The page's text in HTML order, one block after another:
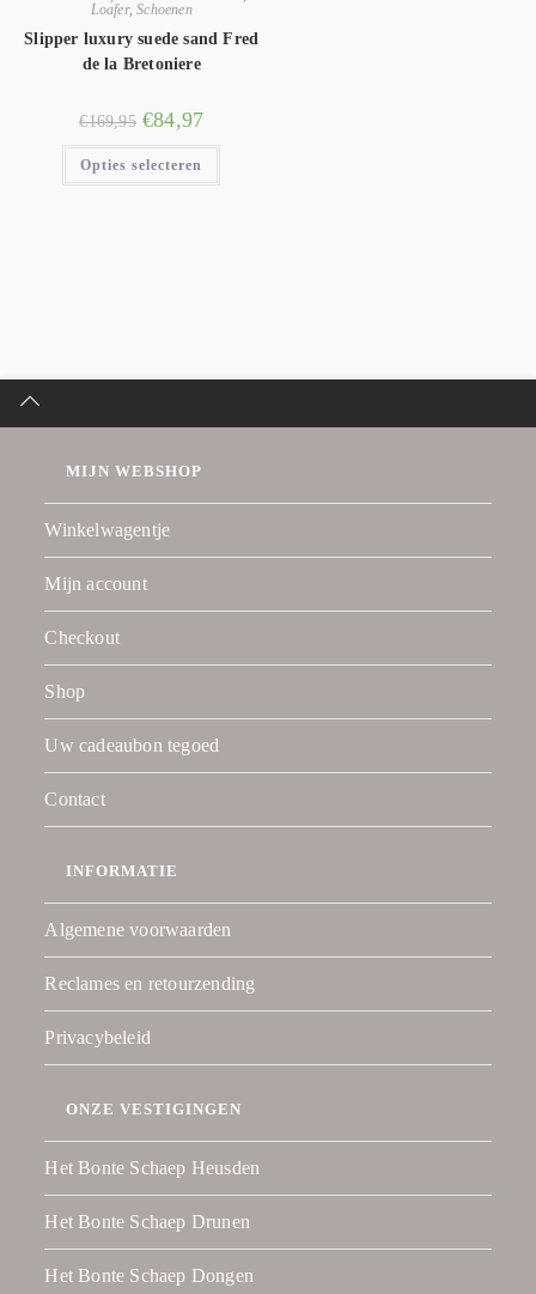
Loafer,Schoenen
Slipper luxury suede sand Fred
de la Bretoniere
€169,95 €84,97
Opties selecteren
MIJN WEBSHOP
Winkelwagentje
Mijn account
Checkout
Shop
Uw cadeaubon tegoed
Contact
INFORMATIE
Algemene voorwaarden
Reclames en retourzending
Privacybeleid
ONZE VESTIGINGEN
Het Bonte Schaep Heusden
Het Bonte Schaep Drunen
Het Bonte Schaep Dongen